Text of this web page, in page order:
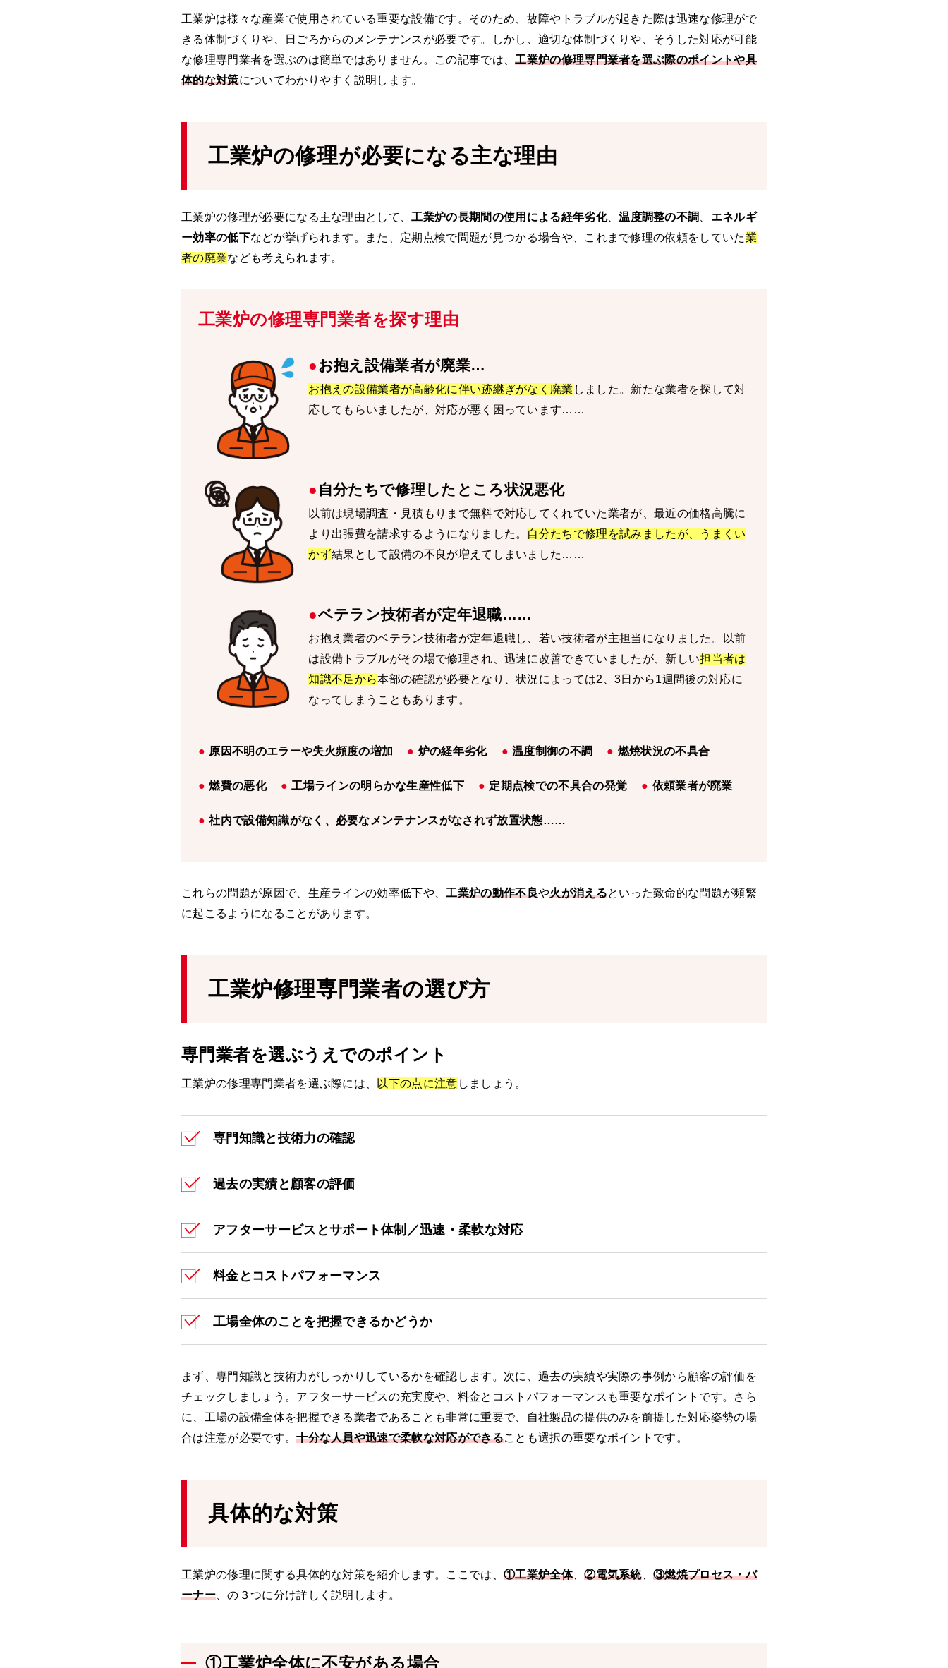
工業炉は様々な産業で使用されている重要な設備です。そのため、故障やトラブルが起きた際は迅速な修理がで
きる体制づくりや、日ごろからのメンテナンスが必要です。しかし、適切な体制づくりや、そうした対応が可能
な修理専門業者を選ぶのは簡単ではありません。この記事では、工業炉の修理専門業者を選ぶ際のポイントや具
体的な対策についてわかりやすく説明します。
工業炉の修理が必要になる主な理由
工業炉の修理が必要になる主な理由として、工業炉の長期間の使用による経年劣化、温度調整の不調
エネルギ
ー効率の低下などが挙げられます。また、定期点検で問題が見つかる場合や、これまで修理の依頼をしていた業
者の廃業なども考えられます。
工業炉の修理専門業者を探す理由
●お抱え設備業者が廃業…
お抱えの設備業者が高齢化に伴い跡継ぎがなく廃業 しました。新たな業者を探して対
応してもらいましたが、対応が悪く困っています……
● 自分たちで修理したところ状況悪化
以前は現場調査・見積もりまで無料で対応してくれていた業者が、最近の価格高騰に
より出張費を請求するようになりました。 自分たちで修理を試みましたが、うまくい
かず結果として設備の不良が増えてしまいました……
●ベテラン技術者が定年退職……
お抱え業者のベテラン技術者が定年退職し、若い技術者が主担当になりました。以前
は設備トラブルがその場で修理され、迅速に改善できていましたが、新しい担当者は
知識不足から本部の確認が必要となり、状況によっては2、3日から1週間後の対応に
なってしまうこともあります。
原因不明のエラーや失火頻度の増加 炉の経年劣化 温度制御の不調 燃焼状況の不具合
燃費の悪化 工場ラインの明らかな生産性低下 定期点検での不具合の発覚 依頼業者が廃業
社内で設備知識がなく、必要なメンテナンスがなされず放置状態……
これらの問題が原因で、生産ラインの効率低下や、工業炉の動作不良や火が消えるといった致命的な問題が頻繁
に起こるようになることがあります。
工業炉修理専門業者の選び方
専門業者を選ぶうえでのポイント
工業炉の修理専門業者を選ぶ際には、 以下の点に注意 しましょう。
専門知識と技術力の確認
過去の実績と顧客の評価
アフターサービスとサポート体制／迅速・柔軟な対応
料金とコストパフォーマンス
工場全体のことを把握できるかどうか
まず、専門知識と技術力がしっかりしているかを確認します。次に、過去の実績や実際の事例から顧客の評価を
チェックしましょう。アフターサービスの充実度や、料金とコストパフォーマンスも重要なポイントです。さら
に、工場の設備全体を把握できる業者であることも非常に重要で、自社製品の提供のみを前提した対応姿勢の場
合は注意が必要です。十分な人員や迅速で柔軟な対応ができることも選択の重要なポイントです。
具体的な対策
工業炉の修理に関する具体的な対策を紹介します。ここでは、 ①工業炉全体、②電気系統、③燃焼プロセス・バ
ーナー、の３つに分け詳しく説明します。
①工業炉全体に不安がある場合